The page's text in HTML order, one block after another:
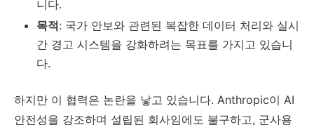
니다.
목적: 국가 안보와 관련된 복잡한 데이터 처리와 실시
간 경고 시스템을 강화하려는 목표를 가지고 있습니
다.
하지만 이 협력은 논란을 낳고 있습니다. Anthropic이 AI
안전성을 강조하며 설립된 회사임에도 불구하고, 군사용